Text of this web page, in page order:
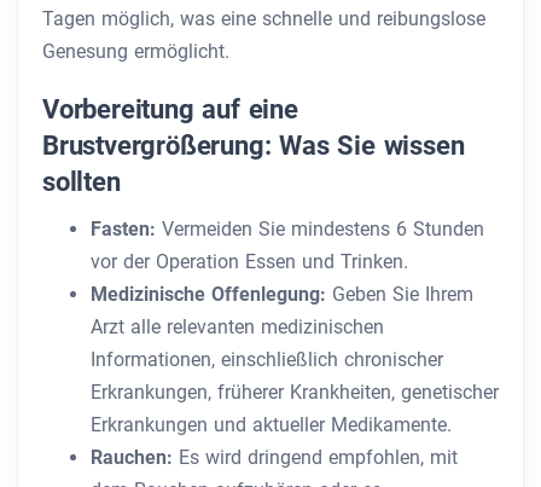
Tagen möglich, was eine schnelle und reibungslose
Genesung ermöglicht.
Vorbereitung auf eine
Brustvergrößerung: Was Sie wissen
sollten
Fasten: Vermeiden Sie mindestens 6 Stunden
vor der Operation Essen und Trinken.
Medizinische Offenlegung: Geben Sie Ihrem
Arzt alle relevanten medizinischen
Informationen, einschließlich chronischer
Erkrankungen, früherer Krankheiten, genetischer
Erkrankungen und aktueller Medikamente.
Rauchen: Es wird dringend empfohlen, mit